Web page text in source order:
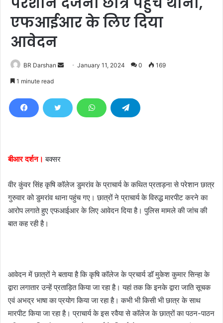
एफआईआर के लिए दिया
आवेदन
BR Darshan
d
l
January 11, 2024 0 169
1 minute read
बीआर दर्शन। बक्सर
वीर कुंवर सिंह कृषि कॉलेज डुमरांव के प्राचार्य के कथित प्रताड़ना से परेशान छात्र
गुरुवार को डुमरांव थाना पहुंच गए। छात्रों ने प्राचार्य के विरुद्ध मारपीट करने का
आरोप लगाते हुए एफआईआर के लिए आवेदन दिया है। पुलिस मामले की जांच की
बात कह रही है।
आवेदन में छात्रों ने बताया है कि कृषि कॉलेज के प्रचार्य डॉ मुकेश कुमार सिन्हा के
द्वारा लगातार उन्हें प्रताड़ित किया जा रहा है। यहां तक कि इनके द्वारा जाति सूचक
एवं अभद्र भाषा का प्रयोग किया जा रहा है। कभी भी किसी भी छात्र के साथ
मारपीट किया जा रहा है। प्राचार्य के इस रवैया से कॉलेज के छात्रों का पठन-पाठन